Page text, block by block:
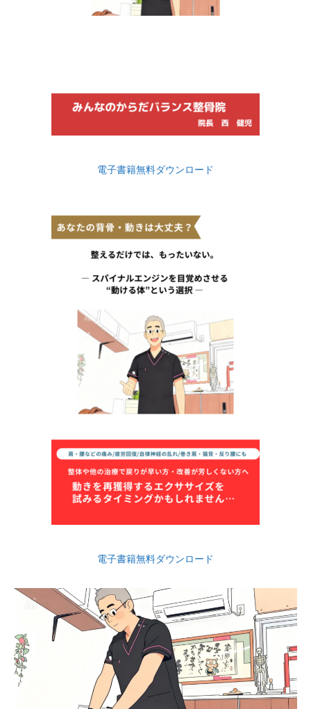
電子書籍無料ダウンロード
電子書籍無料ダウンロード